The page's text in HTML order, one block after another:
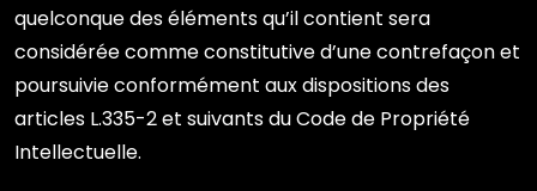
quelconque des éléments qu’il contient sera
considérée comme constitutive d’une contrefaçon et
poursuivie conformément aux dispositions des
articles L.335-2 et suivants du Code de Propriété
Intellectuelle.